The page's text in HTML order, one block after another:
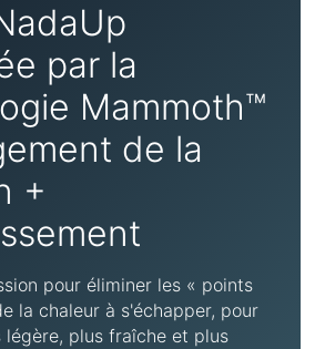
par la
Mammoth™
de la
+
pour éliminer les « points
la chaleur à s'échapper, pour
légère, plus fraîche et plus